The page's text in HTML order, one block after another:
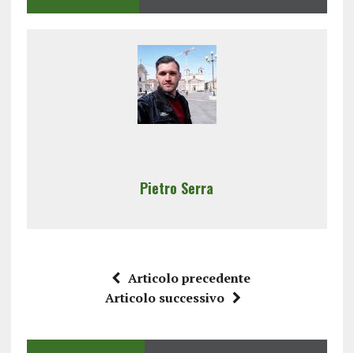
Pietro Serra
Articolo precedente
Articolo successivo